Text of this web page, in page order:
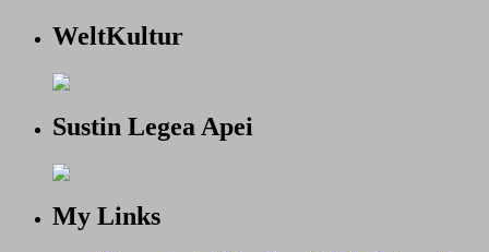
WeltKultur
Sustin Legea Apei
My Links